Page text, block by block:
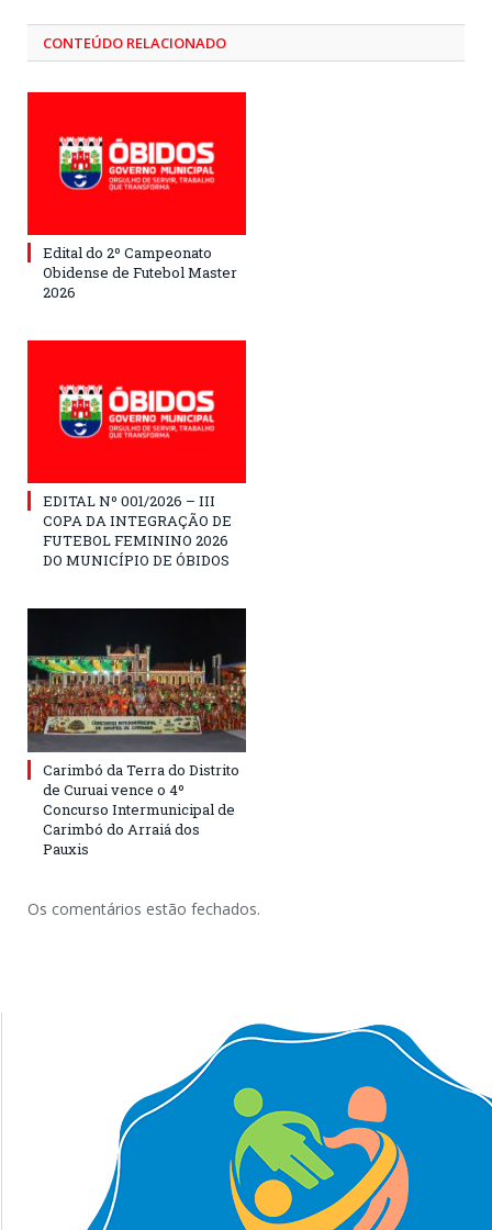
CONTEÚDO RELACIONADO
Edital do 2º Campeonato
Obidense de Futebol Master
2026
EDITAL Nº 001/2026 – III
COPA DA INTEGRAÇÃO DE
FUTEBOL FEMININO 2026
DO MUNICÍPIO DE ÓBIDOS
Carimbó da Terra do Distrito
de Curuai vence o 4º
Concurso Intermunicipal de
Carimbó do Arraiá dos
Pauxis
Os comentários estão fechados.